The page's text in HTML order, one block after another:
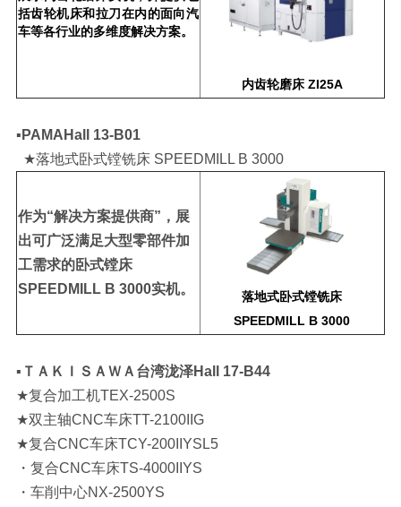
括齿轮机床和拉刀在内的面向汽
车等各行业的多维度解决方案。
内齿轮磨床ZI25A
▪️PAMA Hall 13-B01
★落地式卧式镗铣床 SPEEDMILL B 3000
作为“解决方案提供商”，展
出可广泛满足大型零部件加
工需求的卧式镗床
SPEEDMILL B 3000实机。
落地式卧式镗铣床
SPEEDMILL B 3000
▪️ＴＡＫＩＳＡＷＡ台湾泷泽Hall 17-B44
★复合加工机TEX-2500S
★双主轴CNC车床TT-2100IIG
★复合CNC车床TCY-200IIYSL5
・复合CNC车床TS-4000IIYS
・车削中心NX-2500YS